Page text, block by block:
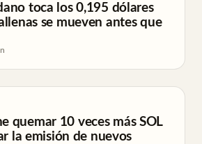
toca los 0,195 dólares
se mueven antes que
quemar 10 veces más SOL
la emisión de nuevos